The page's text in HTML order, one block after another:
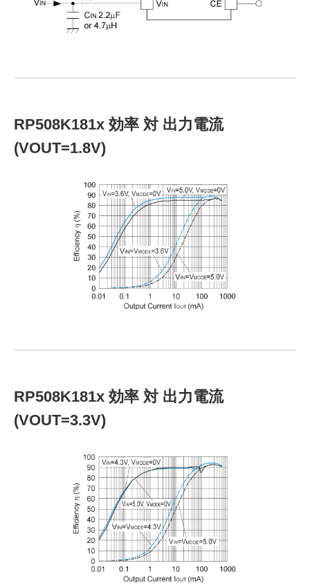
RP508K181x 効率 対 出力電流
(VOUT=1.8V)
RP508K181x 効率 対 出力電流
(VOUT=3.3V)